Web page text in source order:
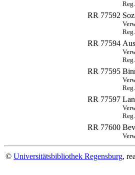
RR 77592
RR 77594
RR 77595
RR 77597
RR 77600
© Universitätsbibliothek Regensburg,